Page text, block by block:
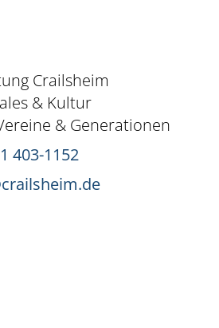
Crailsheim
& Kultur
& Generationen
403-1152